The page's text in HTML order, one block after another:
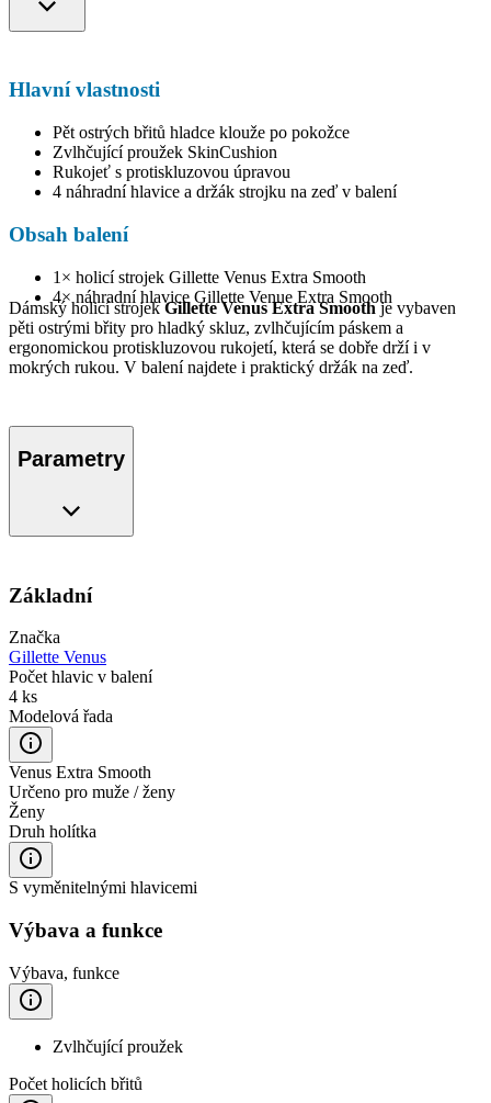
Hlavní vlastnosti
Pět ostrých břitů hladce klouže po pokožce
Zvlhčující proužek SkinCushion
Rukojeť s protiskluzovou úpravou
4 náhradní hlavice a držák strojku na zeď v balení
Obsah balení
1× holicí strojek Gillette Venus Extra Smooth
4× náhradní hlavice Gillette Venue Extra Smooth
Dámský holicí strojekGillette Venus Extra Smoothje vybaven
pěti ostrými břity pro hladký skluz, zvlhčujícím páskem a
ergonomickou protiskluzovou rukojetí, která se dobře drží i v
mokrých rukou. V balení najdete i praktický držák na zeď.
Parametry
Základní
Značka
Gillette Venus
Počet hlavic v balení
4 ks
Modelová řada
Venus Extra Smooth
Určeno pro muže / ženy
Ženy
Druh holítka
S vyměnitelnými hlavicemi
Výbava a funkce
Výbava, funkce
Zvlhčující proužek
Počet holicích břitů